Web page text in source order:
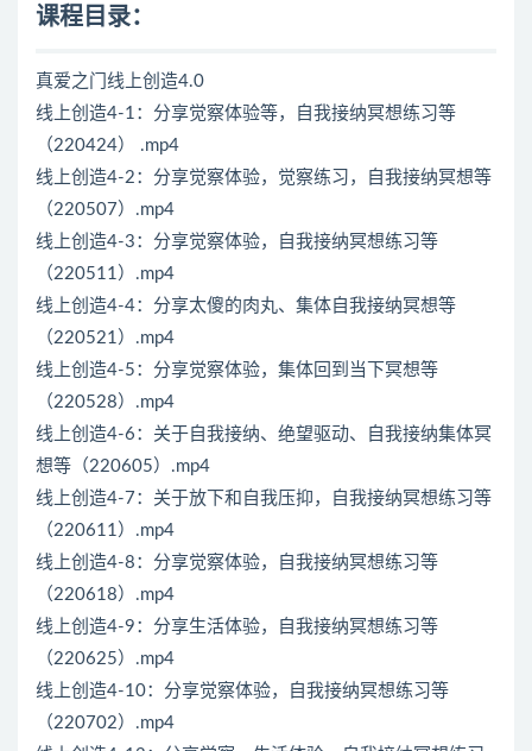
课程目录：
真爱之门线上创造4.0
线上创造4-1：分享觉察体验等，自我接纳冥想练习等
（220424） .mp4
线上创造4-2：分享觉察体验，觉察练习，自我接纳冥想等
（220507）.mp4
线上创造4-3：分享觉察体验，自我接纳冥想练习等
（220511）.mp4
线上创造4-4：分享太傻的肉丸、集体自我接纳冥想等
（220521）.mp4
线上创造4-5：分享觉察体验，集体回到当下冥想等
（220528）.mp4
线上创造4-6：关于自我接纳、绝望驱动、自我接纳集体冥
想等（220605）.mp4
线上创造4-7：关于放下和自我压抑，自我接纳冥想练习等
（220611）.mp4
线上创造4-8：分享觉察体验，自我接纳冥想练习等
（220618）.mp4
线上创造4-9：分享生活体验，自我接纳冥想练习等
（220625）.mp4
线上创造4-10：分享觉察体验，自我接纳冥想练习等
（220702）.mp4